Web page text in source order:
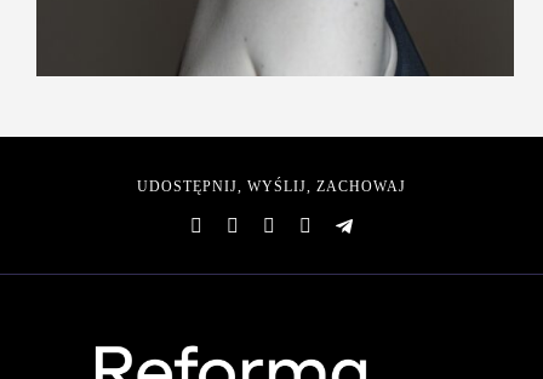
UDOSTĘPNIJ, WYŚLIJ, ZACHOWAJ